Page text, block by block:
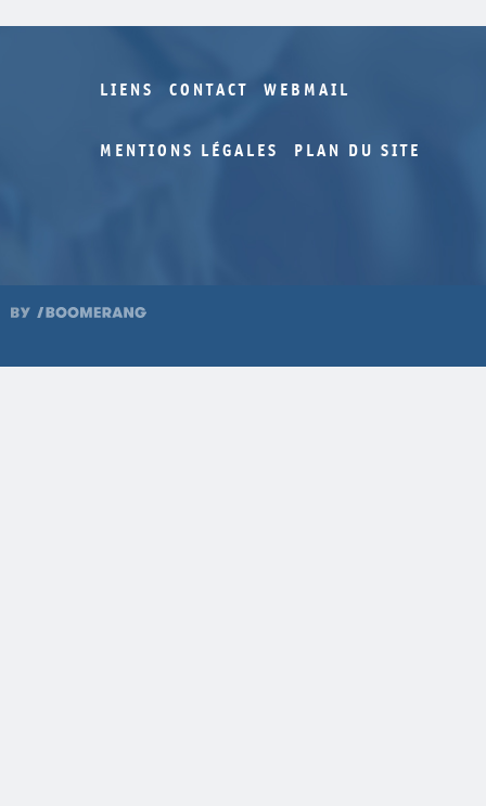
LIENS CONTACT WEBMAIL
MENTIONS LÉGALES PLAN DU SITE